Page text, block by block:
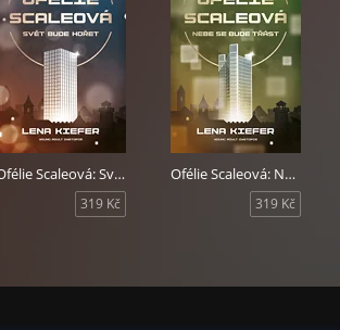
Ofélie Scaleová: Svět bude hořet
319 Kč
Ofélie Scaleová: Nebe se bude třást
319 Kč